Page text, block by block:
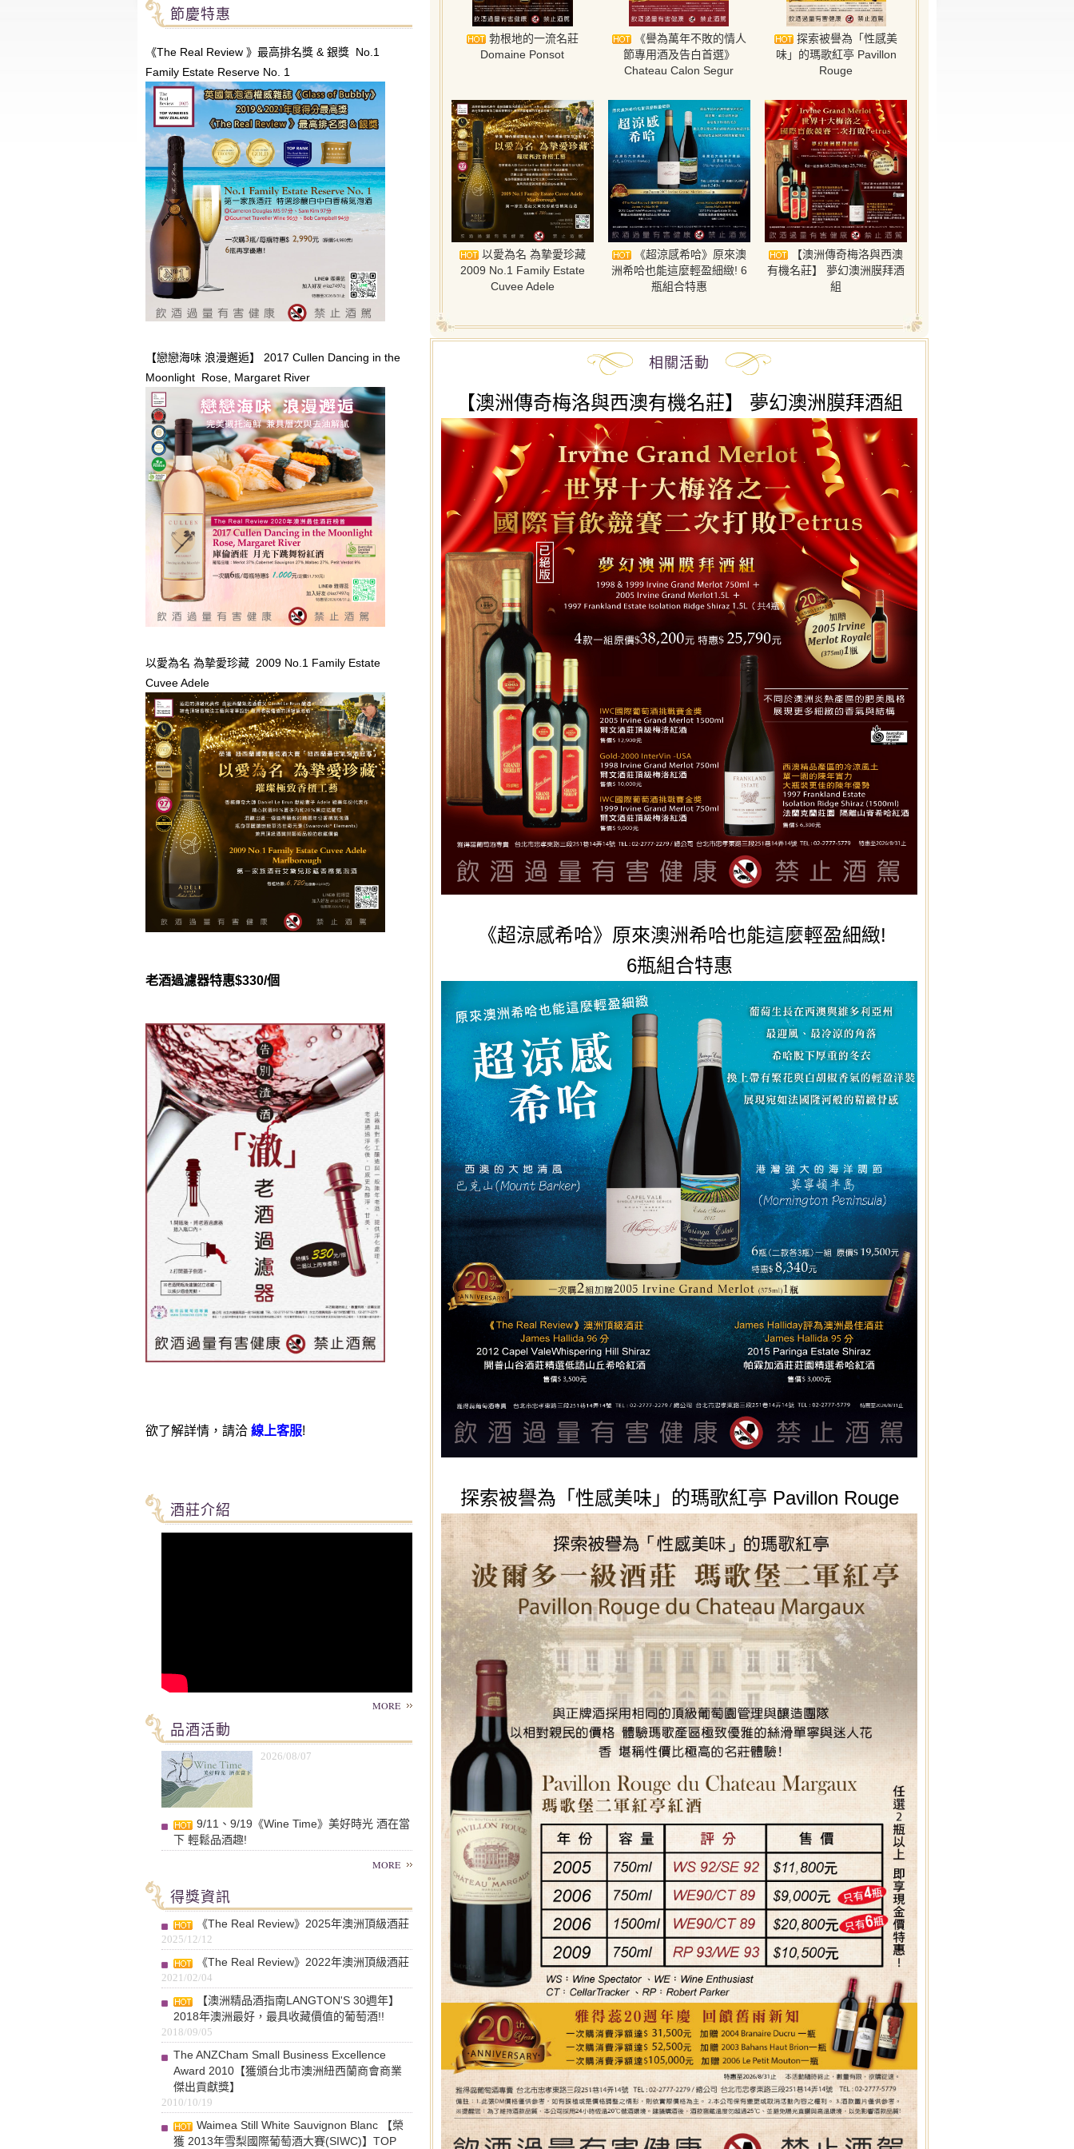
節慶特惠
《The Real Review 》最高排名獎 & 銀獎 No.1
Family Estate Reserve No. 1
【戀戀海味 浪漫邂逅】 2017 Cullen Dancing in the
Moonlight Rose, Margaret River
以愛為名 為摯愛珍藏 2009 No.1 Family Estate
Cuvee Adele
老酒過濾器特惠$330/個
欲了解詳情，請洽 線上客服!
酒莊介紹
MORE
品酒活動
9/11、9/19《Wine Time》美好時光 酒在當
下 輕鬆品酒趣!
2026/08/07
MORE
得獎資訊
《The Real Review》2025年澳洲頂級酒莊
2025/12/12
《The Real Review》2022年澳洲頂級酒莊
2021/02/04
【澳洲精品酒指南LANGTON'S 30週年】
2018年澳洲最好，最具收藏價值的葡萄酒!!
2018/09/05
The ANZCham Small Business Excellence
Award 2010【獲頒台北市澳洲紐西蘭商會商業
傑出貢獻獎】
2010/10/19
Waimea Still White Sauvignon Blanc 【榮
獲 2013年雪梨國際葡萄酒大賽(SIWC)】TOP
勃根地的一流名莊
Domaine Ponsot
《譽為萬年不敗的情人
節專用酒及告白首選》
Chateau Calon Segur
探索被譽為「性感美
味」的瑪歌紅亭 Pavillon
Rouge
以愛為名 為摯愛珍藏
2009 No.1 Family Estate
Cuvee Adele
《超涼感希哈》原來澳
洲希哈也能這麼輕盈細緻! 6
瓶組合特惠
【澳洲傳奇梅洛與西澳
有機名莊】 夢幻澳洲膜拜酒
組
相關活動
【澳洲傳奇梅洛與西澳有機名莊】 夢幻澳洲膜拜酒組
《超涼感希哈》原來澳洲希哈也能這麼輕盈細緻!
6瓶組合特惠
探索被譽為「性感美味」的瑪歌紅亭 Pavillon Rouge